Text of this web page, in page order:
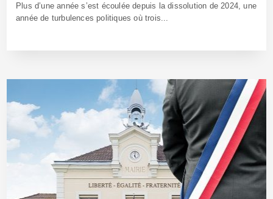
Plus d’une année s’est écoulée depuis la dissolution de 2024, une
année de turbulences politiques où trois...
28 Oct 2025 - Réf: BW42828